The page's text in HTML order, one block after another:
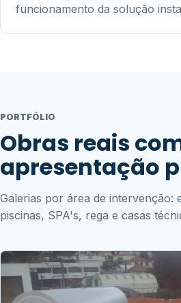
funcionamento da solução
PORTFÓLIO
Obras reais
apresentação
Galerias por área de intervenção:
piscinas, SPA's, rega e casas